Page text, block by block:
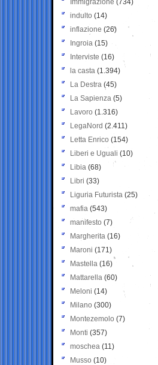
Immigrazione (734)
indulto (14)
inflazione (26)
Ingroia (15)
Interviste (16)
la casta (1.394)
La Destra (45)
La Sapienza (5)
Lavoro (1.316)
LegaNord (2.411)
Letta Enrico (154)
Liberi e Uguali (10)
Libia (68)
Libri (33)
Liguria Futurista (25)
mafia (543)
manifesto (7)
Margherita (16)
Maroni (171)
Mastella (16)
Mattarella (60)
Meloni (14)
Milano (300)
Montezemolo (7)
Monti (357)
moschea (11)
Musso (10)